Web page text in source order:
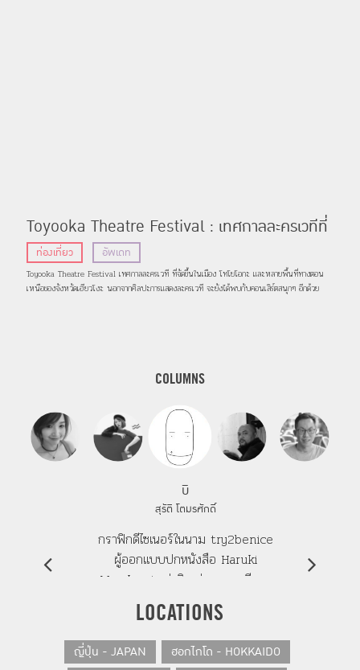
Toyooka Theatre Festival : เทศกาลละครเวทีที่
จัดขึ้นในโทโยโอกะ เมืองเล็กๆ แต่เปี่ยมไปด้วยศิลปะ
ท่องเที่ยว อัพเดท
Toyooka Theatre Festival เทศกาลละครเวที ที่จัดขึ้นในเมือง โทโยโอกะ และหลายพื้นที่ทางตอน
เหนือของจังหวัดเฮียวโงะ นอกจากศิลปะการแสดงละครเวที จะยังได้พบกับคอนเสิร์ตสนุกๆ อีกด้วย
COLUMNS
บิ
สุรัติ โตมรศักดิ์
กราฟิกดีไซเนอร์ในนาม try2benice
ผู้ออกแบบปกหนังสือ Haruki
Murakami กว่าสิบเล่ม คลุกคลีและ
ชื่นชอบงานศิลปะ และงานกราฟิก
ญี่ปุ่น เคยมีผลงานเข้ารอบสุดท้าย
Tokyo Type Directors Club
(TDC AWARDS)
LOCATIONS
ญี่ปุ่น - JAPAN
ฮอกไกโด - HOKKAIDO